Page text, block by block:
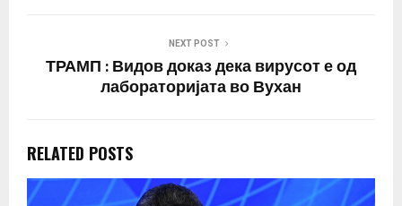
NEXT POST
ТРАМП : Видов доказ дека вирусот е од
лабораторијата во Вухан
RELATED POSTS